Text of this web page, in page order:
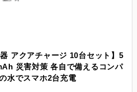
アクアチャージ 10台セット】5
災害対策 各自で備えるコンパ
水でスマホ2台充電